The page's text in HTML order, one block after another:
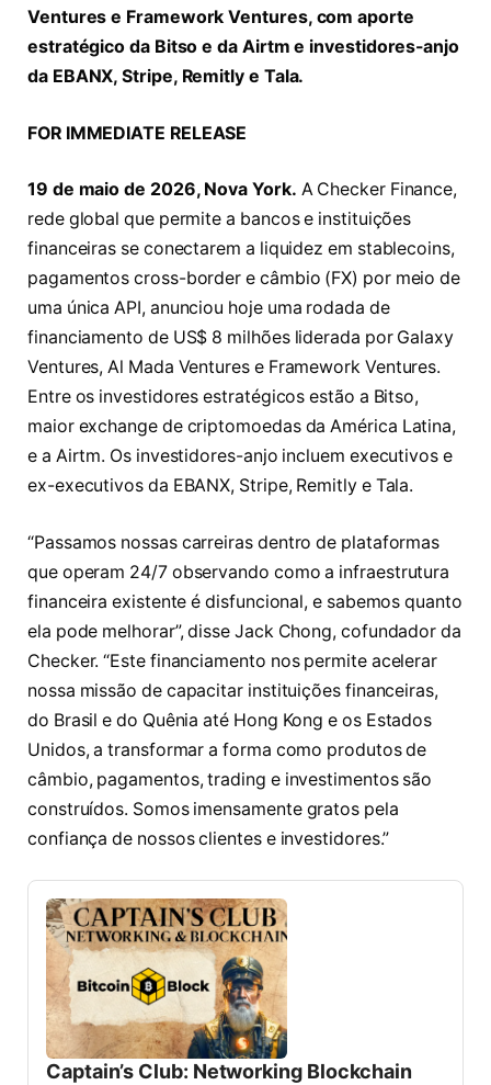
Ventures e Framework Ventures, com aporte
estratégico da Bitso e da Airtm e investidores-anjo
da EBANX, Stripe, Remitly e Tala.
FOR IMMEDIATE RELEASE
19 de maio de 2026, Nova York. A Checker Finance,
rede global que permite a bancos e instituições
financeiras se conectarem a liquidez em stablecoins,
pagamentos cross-border e câmbio (FX) por meio de
uma única API, anunciou hoje uma rodada de
financiamento de US$ 8 milhões liderada por Galaxy
Ventures, Al Mada Ventures e Framework Ventures.
Entre os investidores estratégicos estão a Bitso,
maior exchange de criptomoedas da América Latina,
e a Airtm. Os investidores-anjo incluem executivos e
ex-executivos da EBANX, Stripe, Remitly e Tala.
“Passamos nossas carreiras dentro de plataformas
que operam 24/7 observando como a infraestrutura
financeira existente é disfuncional, e sabemos quanto
ela pode melhorar”, disse Jack Chong, cofundador da
Checker. “Este financiamento nos permite acelerar
nossa missão de capacitar instituições financeiras,
do Brasil e do Quênia até Hong Kong e os Estados
Unidos, a transformar a forma como produtos de
câmbio, pagamentos, trading e investimentos são
construídos. Somos imensamente gratos pela
confiança de nossos clientes e investidores.”
Captain’s Club: Networking Blockchain